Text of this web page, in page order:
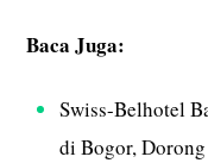
Baca Juga:
Swiss-Belhotel
di Bogor,